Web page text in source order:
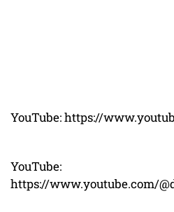
YouTube: https://
YouTube:
https://